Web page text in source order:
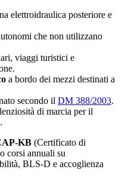
elettroidraulica posteriore e
che non utilizzano
viaggi turistici e
a bordo dei mezzi destinati a
secondo il DM 388/2003.
di marcia per il
KB (Certificato di
corsi annuali su
BLS-D e accoglienza